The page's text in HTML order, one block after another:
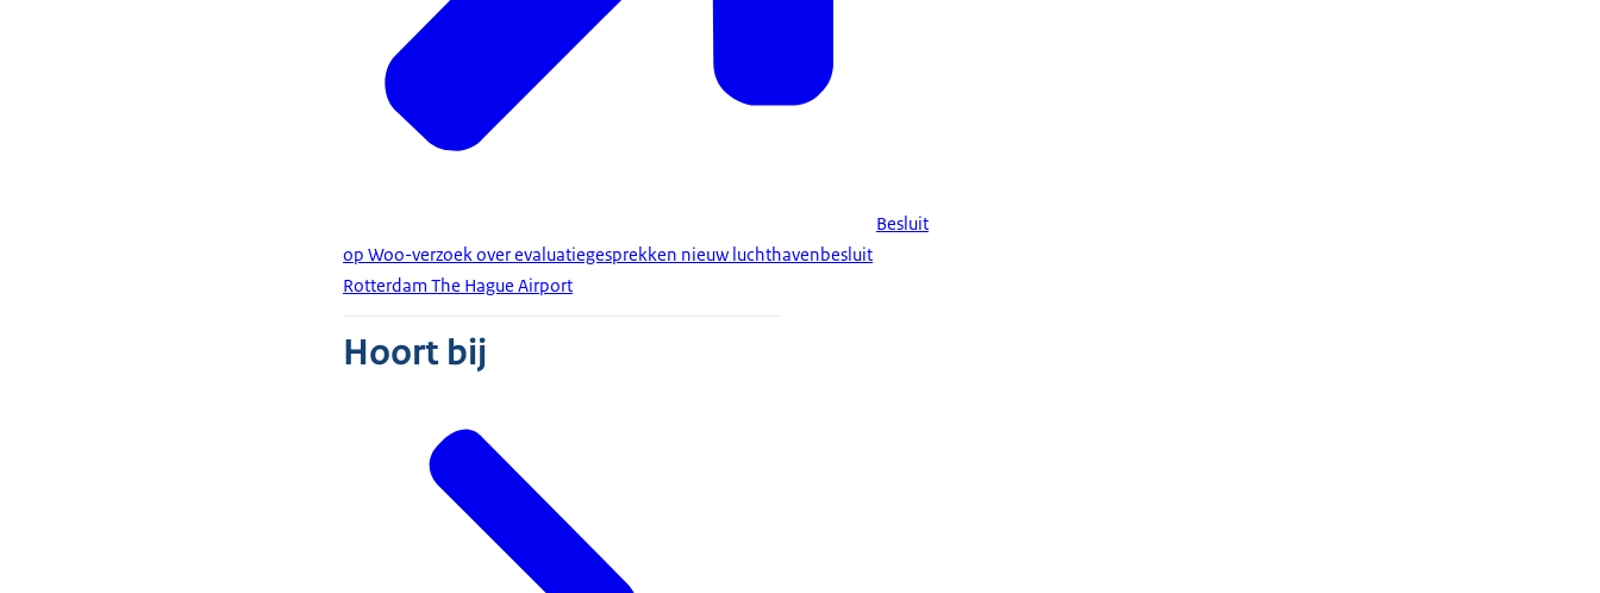
Besluit
op Woo-verzoek over evaluatiegesprekken nieuw luchthavenbesluit
Rotterdam The Hague Airport
Hoort bij